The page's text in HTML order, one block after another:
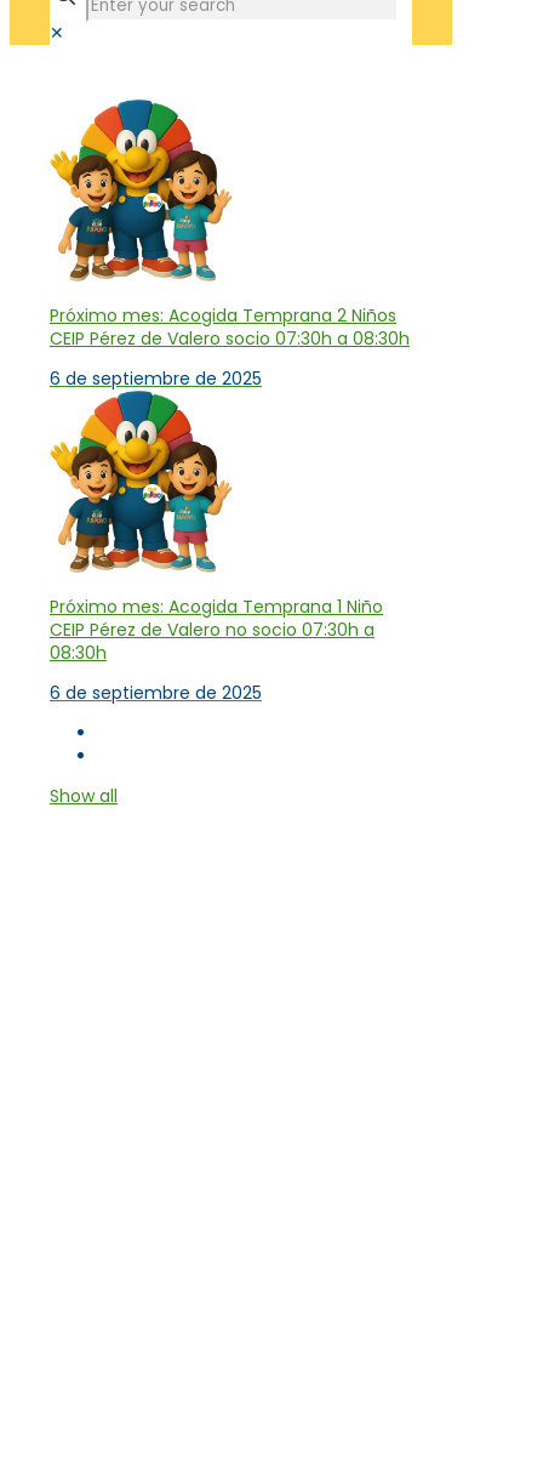
✕
Próximo mes: Acogida Temprana 2 Niños
CEIP Pérez de Valero socio 07:30h a 08:30h
6 de septiembre de 2025
Próximo mes: Acogida Temprana 1 Niño
CEIP Pérez de Valero no socio 07:30h a
08:30h
6 de septiembre de 2025
Show all